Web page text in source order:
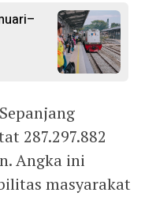
287.297.882
Angka ini
masyarakat